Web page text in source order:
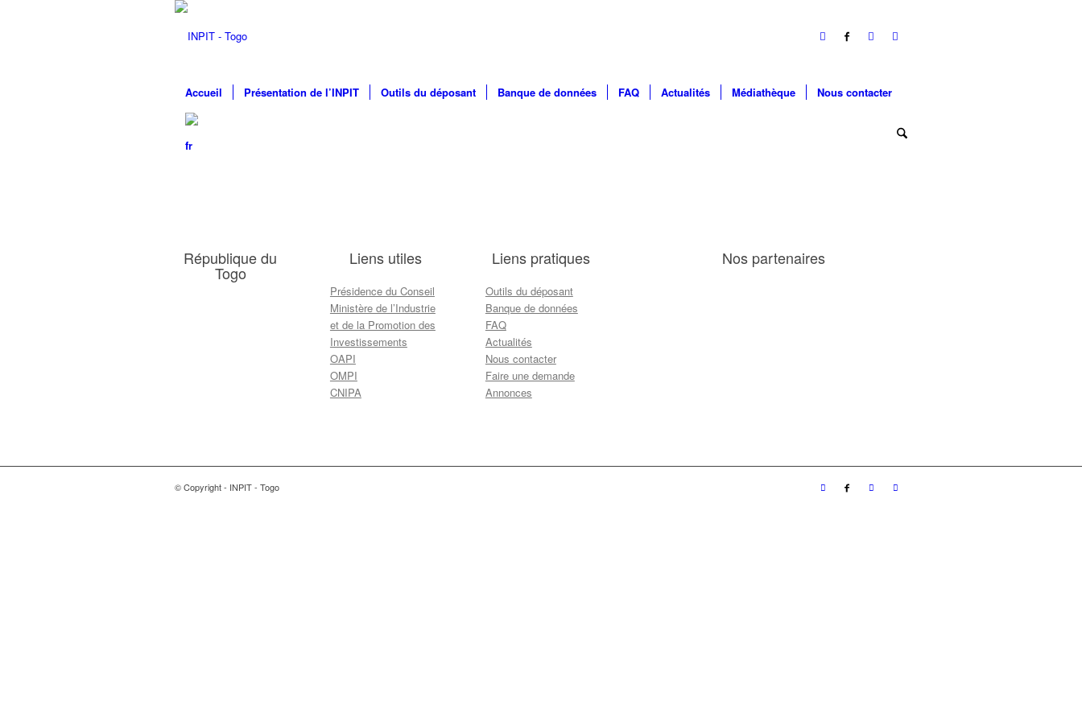
Accueil Présentation de l’INPIT Outils du déposant Banque de données FAQ Actualités Médiathèque Nous contacter
République du
Togo
Liens utiles
Présidence du Conseil
Ministère de l’Industrie
et de la Promotion des
Investissements
OAPI
OMPI
CNIPA
Liens pratiques
Outils du déposant
Banque de données
FAQ
Actualités
Nous contacter
Faire une demande
Annonces
Nos partenaires
© Copyright - INPIT - Togo